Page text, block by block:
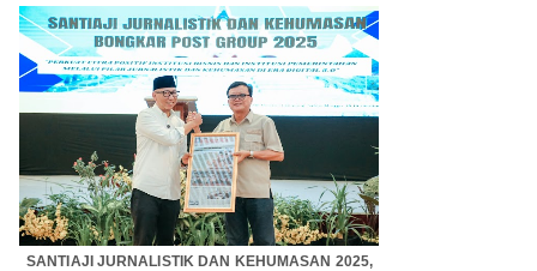
SANTIAJI JURNALISTIK DAN KEHUMASAN 2025,